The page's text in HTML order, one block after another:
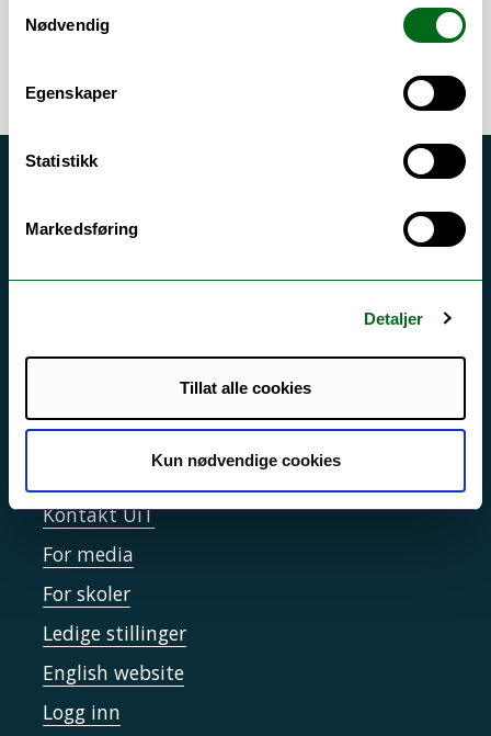
Nødvendig
Egenskaper
Statistikk
Markedsføring
Detaljer
Tillat alle cookies
Kun nødvendige cookies
Si ifra!
Informasjonskapsler
Tilgjengelighetserklæring
Kontakt UiT
For media
For skoler
Ledige stillinger
English website
Logg inn